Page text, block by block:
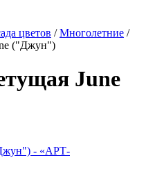
цветов /Многолетние /
("Джун")
June